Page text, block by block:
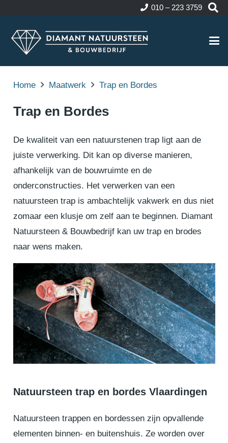
010 – 223 3759
Home Maatwerk Trap en Bordes
Trap en Bordes
De kwaliteit van een natuurstenen trap ligt aan de
juiste verwerking. Dit kan op diverse manieren,
afhankelijk van de bouwruimte en de
onderconstructies. Het verwerken van een
natuursteen trap is ambachtelijk vakwerk en dus niet
zomaar een klusje om zelf aan te beginnen. Diamant
Natuursteen & Bouwbedrijf kan uw trap en brodes
naar wens maken.
Natuursteen trap en bordes Vlaardingen
Natuursteen trappen en bordessen zijn opvallende
elementen binnen- en buitenshuis. Ze worden over